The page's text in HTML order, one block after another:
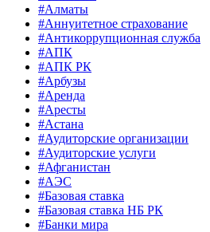
#Алматы
#Аннуитетное страхование
#Антикоррупционная служба
#АПК
#АПК РК
#Арбузы
#Аренда
#Аресты
#Астана
#Аудиторские организации
#Аудиторские услуги
#Афганистан
#АЭС
#Базовая ставка
#Базовая ставка НБ РК
#Банки мира